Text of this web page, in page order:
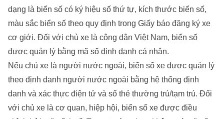
dạng là biển số có ký hiệu số thứ tự, kích thước biển số,
màu sắc biển số theo quy định trong Giấy báo đăng ký xe
cơ giới. Đối với chủ xe là công dân Việt Nam, biển số
được quản lý bằng mã số định danh cá nhân.
Nếu chủ xe là người nước ngoài, biển số xe được quản lý
theo định danh người nước ngoài bằng hệ thống định
danh và xác thực điện tử và số thẻ thường trú/tạm trú. Đối
với chủ xe là cơ quan, hiệp hội, biển số xe được điều